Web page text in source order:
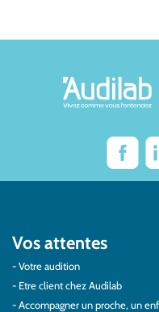
Vos attentes
Votre audition
Etre client chez Audilab
Accompagner un proche, un